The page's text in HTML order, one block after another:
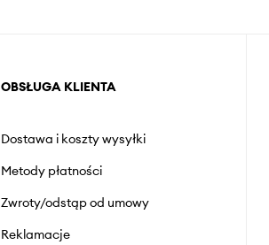
OBSŁUGA KLIENTA
Dostawa i koszty wysyłki
Metody płatności
Zwroty/odstąp od umowy
Reklamacje